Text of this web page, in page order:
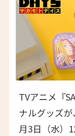
TVアニメ『
ナルグッズ
月3日（水）